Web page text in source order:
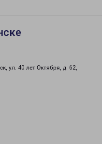
ул. 40 лет Октября, д. 62,